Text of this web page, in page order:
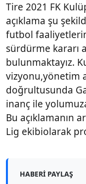
Tire 2021 FK
açıklama şu
futbol
sürdürme kararı
bulunmaktayız.
vizyonu,yönetim
doğrultusunda
inanç ile
Bu açıklamanın
Lig ekibiolarak
HABERI PAYLAŞ